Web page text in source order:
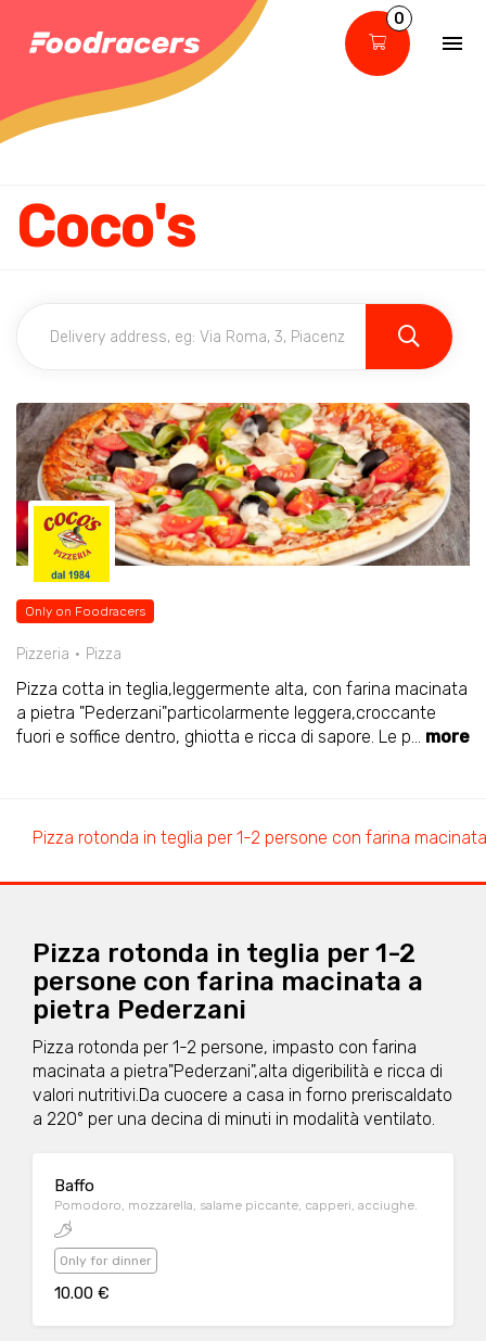
0
Coco's
Only on Foodracers
Pizzeria Pizza
Pizza cotta in teglia,leggermente alta, con farina macinata
a pietra "Pederzani"particolarmente leggera,croccante
fuori e soffice dentro, ghiotta e ricca di sapore. Le p... more
Pizza rotonda in teglia per 1-2 persone con farina
Pizza rotonda in teglia per 1-2
persone con farina macinata a
pietra Pederzani
Pizza rotonda per 1-2 persone, impasto con farina
macinata a pietra"Pederzani",alta digeribilità e ricca di
valori nutritivi.Da cuocere a casa in forno preriscaldato
a 220° per una decina di minuti in modalità ventilato.
Baffo
Pomodoro, mozzarella, salame piccante, capperi, acciughe.
Only for dinner
10.00 €